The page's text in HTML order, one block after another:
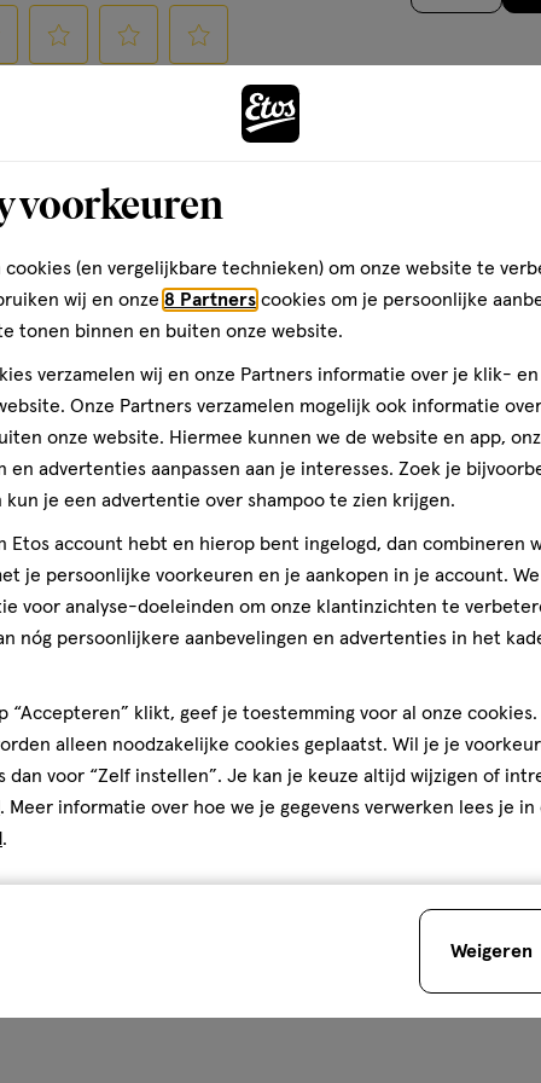
te
met
3
sterren.
open
een
vragenformulier.
te
met
4
sterren.
Hiermee
open
een
vragenformulier.
Selecteer
te
met
5
sterren.
Hiermee
je
vragenformulier.
op Recentste
ook direct matt. Voor
kleur ook om toch net
op
van
Maak
voorkeuren
cookies (en vergelijkbare technieken) om onze website te
wij en onze 8 Partners cookies om je persoonlijke
tonen binnen en buiten onze website.
verzamelen wij en onze Partners informatie over je klik-
Onze Partners verzamelen mogelijk ook informatie
onze website. Hiermee kunnen we de website en app,
en advertenties aanpassen aan je interesses. Zoek je
kun je een advertentie over shampoo te zien krijgen.
Etos account hebt en hierop bent ingelogd, dan combineren
je persoonlijke voorkeuren en je aankopen in je account.
voor analyse-doeleinden om onze klantinzichten te
nóg persoonlijkere aanbevelingen en advertenties in het
“Accepteren” klikt, geef je toestemming voor al onze cookies.
alleen noodzakelijke cookies geplaatst. Wil je je
dan voor “Zelf instellen”. Je kan je keuze altijd wijzigen of
. Meer informatie over hoe we je gegevens verwerken lees je in
.
Weigeren